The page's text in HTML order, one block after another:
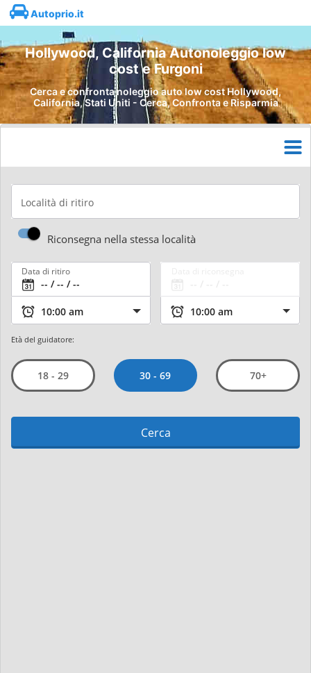
Autoprio.it
Hollywood, California Autonoleggio low
cost e Furgoni
Cerca e confronta noleggio auto low cost Hollywood,
California, Stati Uniti - Cerca, Confronta e Risparmia
Località di ritiro
Riconsegna nella stessa località
Data di ritiro
Età del guidatore:
18 - 29 30 - 69 70+
Cerca